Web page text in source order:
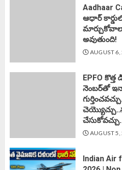
Aadhaar
ఆధార్
అవుతుంది!
AUGUST
EPFO
నెంబర్‌తో
AUGUST
Indian Air